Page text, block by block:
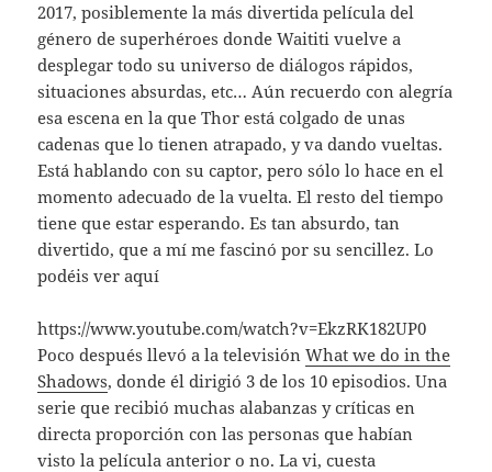
2017, posiblemente la más divertida película del
género de superhéroes donde Waititi vuelve a
desplegar todo su universo de diálogos rápidos,
situaciones absurdas, etc… Aún recuerdo con alegría
esa escena en la que Thor está colgado de unas
cadenas que lo tienen atrapado, y va dando vueltas.
Está hablando con su captor, pero sólo lo hace en el
momento adecuado de la vuelta. El resto del tiempo
tiene que estar esperando. Es tan absurdo, tan
divertido, que a mí me fascinó por su sencillez. Lo
podéis ver aquí
https://www.youtube.com/watch?v=EkzRK182UP0
Poco después llevó a la televisiónWhat we do in the
Shadows, donde él dirigió 3 de los 10 episodios. Una
serie que recibió muchas alabanzas y críticas en
directa proporción con las personas que habían
visto la película anterior o no. La vi, cuesta